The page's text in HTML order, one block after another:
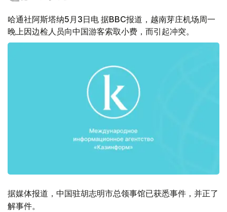
哈通社阿斯塔纳5月3日电 据BBC报道，越南芽庄机场周一
晚上因边检人员向中国游客索取小费，而引起冲突。
据媒体报道，中国驻胡志明市总领事馆已获悉事件，并正了
解事件。